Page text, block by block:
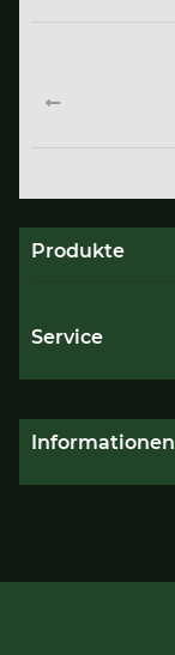
Produkte
Service
Informationen